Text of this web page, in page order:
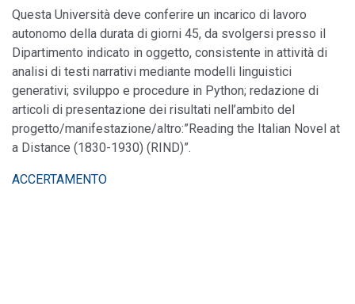
Questa Università deve conferire un incarico di lavoro
autonomo della durata di giorni 45, da svolgersi presso il
Dipartimento indicato in oggetto, consistente in attività di
analisi di testi narrativi mediante modelli linguistici
generativi; sviluppo e procedure in Python; redazione di
articoli di presentazione dei risultati nell’ambito del
progetto/manifestazione/altro:”Reading the Italian Novel at
a Distance (1830-1930) (RIND)”.
ACCERTAMENTO